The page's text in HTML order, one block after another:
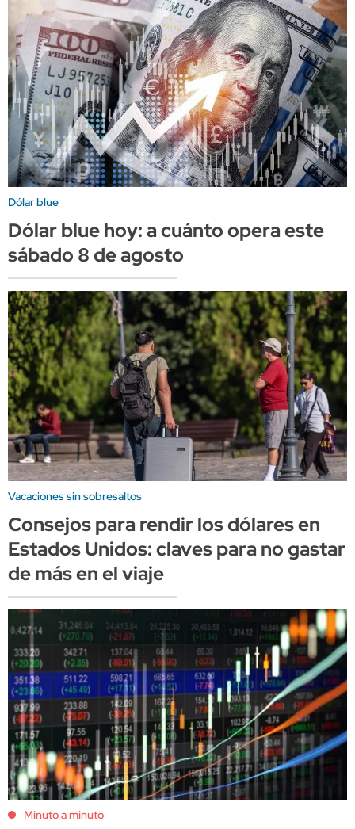
Dólar blue
Dólar blue hoy: a cuánto opera este
sábado 8 de agosto
Vacaciones sin sobresaltos
Consejos para rendir los dólares en
Estados Unidos: claves para no gastar
de más en el viaje
Minuto a minuto